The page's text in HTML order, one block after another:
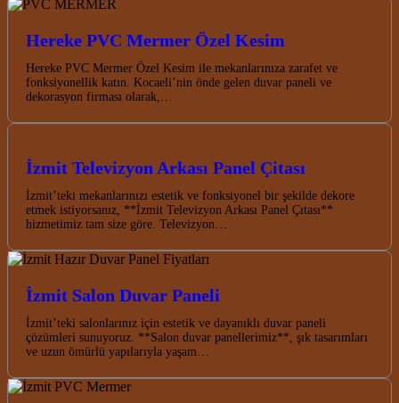
Hereke PVC Mermer Özel Kesim
Hereke PVC Mermer Özel Kesim ile mekanlarınıza zarafet ve
fonksiyonellik katın. Kocaeli’nin önde gelen duvar paneli ve
dekorasyon firması olarak,…
İzmit Televizyon Arkası Panel Çitası
İzmit’teki mekanlarınızı estetik ve fonksiyonel bir şekilde dekore
etmek istiyorsanız, **İzmit Televizyon Arkası Panel Çıtası**
hizmetimiz tam size göre. Televizyon…
İzmit Salon Duvar Paneli
İzmit’teki salonlarınız için estetik ve dayanıklı duvar paneli
çözümleri sunuyoruz. **Salon duvar panellerimiz**, şık tasarımları
ve uzun ömürlü yapılarıyla yaşam…